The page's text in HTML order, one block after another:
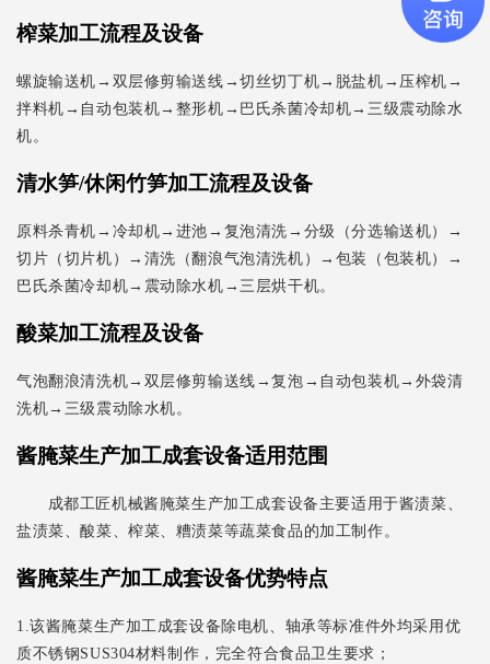
榨菜加工流程及设备
螺旋输送机→双层修剪输送线→切丝切丁机→脱盐机→压榨机→
拌料机→自动包装机→整形机→巴氏杀菌冷却机→三级震动除水
机。
清水笋/休闲竹笋加工流程及设备
原料杀青机→冷却机→进池→复泡清洗→分级（分选输送机）→
切片（切片机）→清洗（翻浪气泡清洗机）→包装（包装机）→
巴氏杀菌冷却机→震动除水机→三层烘干机。
酸菜加工流程及设备
气泡翻浪清洗机→双层修剪输送线→复泡→自动包装机→外袋清
洗机→三级震动除水机。
酱腌菜生产加工成套设备适用范围
成都工匠机械酱腌菜生产加工成套设备主要适用于酱渍菜、
盐渍菜、酸菜、榨菜、糟渍菜等蔬菜食品的加工制作。
酱腌菜生产加工成套设备优势特点
1.该酱腌菜生产加工成套设备除电机、轴承等标准件外均采用优
质不锈钢SUS304材料制作，完全符合食品卫生要求；